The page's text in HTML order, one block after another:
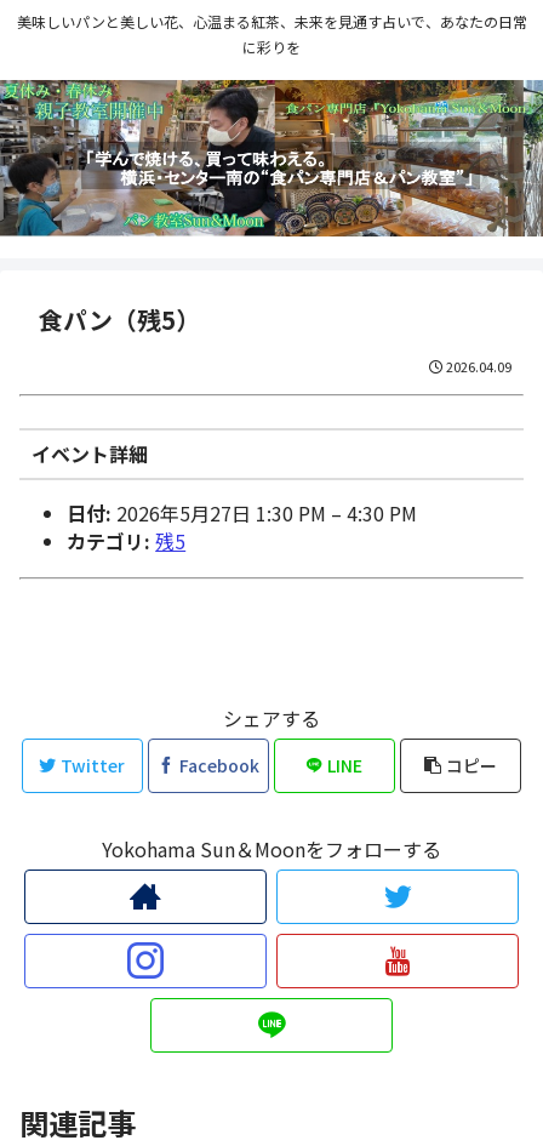
美味しいパンと美しい花、心温まる紅茶、未来を見通す占いで、あなたの日常
に彩りを
食パン（残5）
2026.04.09
イベント詳細
日付: 2026年5月27日 1:30 PM –4:30 PM
カテゴリ: 残5
シェアする
Twitter Facebook LINE コピー
Yokohama Sun＆Moonをフォローする
関連記事